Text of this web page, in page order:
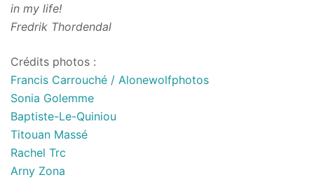
in my life!
Fredrik Thordendal
Crédits photos :
Francis Carrouché / Alonewolfphotos
Sonia Golemme
Baptiste-Le-Quiniou
Titouan Massé
Rachel Trc
Arny Zona